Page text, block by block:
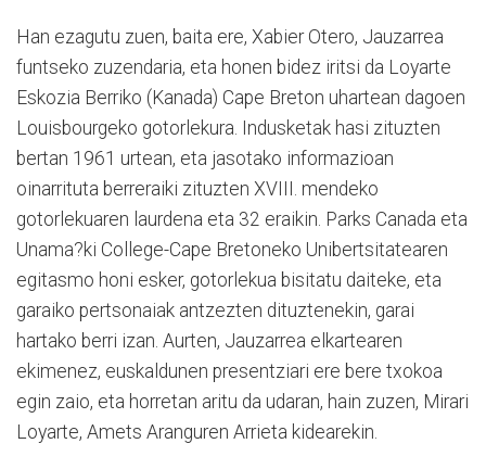
Han ezagutu zuen, baita ere, Xabier Otero, Jauzarrea
funtseko zuzendaria, eta ho­nen bidez iritsi da Loyarte
Es­kozia Berriko (Kanada) Cape Bre­ton uhartean dagoen
Louis­bourgeko gotorlekura. Indus­ke­tak hasi zituzten
bertan 1961 urtean, eta jasotako informazioan
oinarrituta berreraiki zituzten XVIII. mendeko
gotorlekuaren laurdena eta 32 eraikin. Parks Canada eta
Unama?ki College-Cape Bretoneko Uni­ber­­tsitatearen
egitasmo honi esker, gotorlekua bisitatu daiteke, eta
garaiko pertsonaiak antzezten dituztenekin, garai
hartako berri izan. Aurten, Jau­za­rrea elkartearen
ekimenez, euskaldunen presentziari ere bere txokoa
egin zaio, eta horretan aritu da udaran, hain zuzen, Mirari
Loyarte, Amets Aran­guren Arrieta kidearekin.